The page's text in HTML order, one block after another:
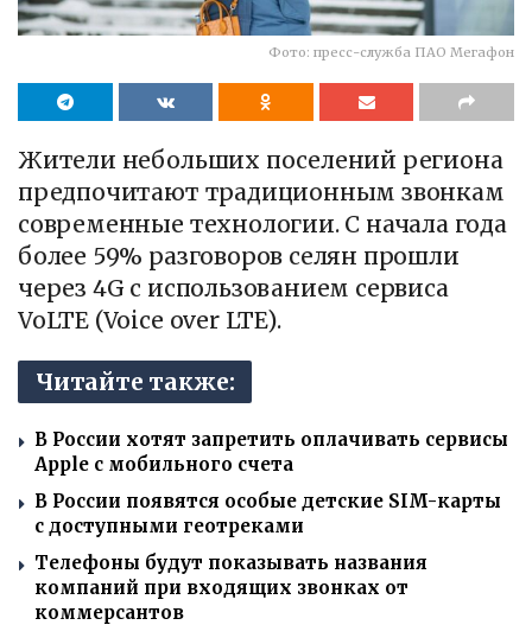
Фото: пресс-служба ПАО Мегафон
Жители небольших поселений региона
предпочитают традиционным звонкам
современные технологии. С начала года
более 59% разговоров селян прошли
через 4G с использованием сервиса
VoLTE (Voice over LTE).
Читайте также:
В России хотят запретить оплачивать сервисы
Apple с мобильного счета
В России появятся особые детские SIM-карты
с доступными геотреками
Телефоны будут показывать названия
компаний при входящих звонках от
коммерсантов